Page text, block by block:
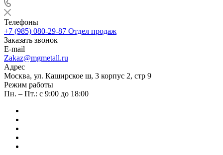
Телефоны
+7 (985) 080-29-87 Отдел продаж
Заказать звонок
E-mail
Zakaz@mgmetall.ru
Адрес
Москва, ул. Каширское ш, 3 корпус 2, стр 9
Режим работы
Пн. – Пт.: с 9:00 до 18:00